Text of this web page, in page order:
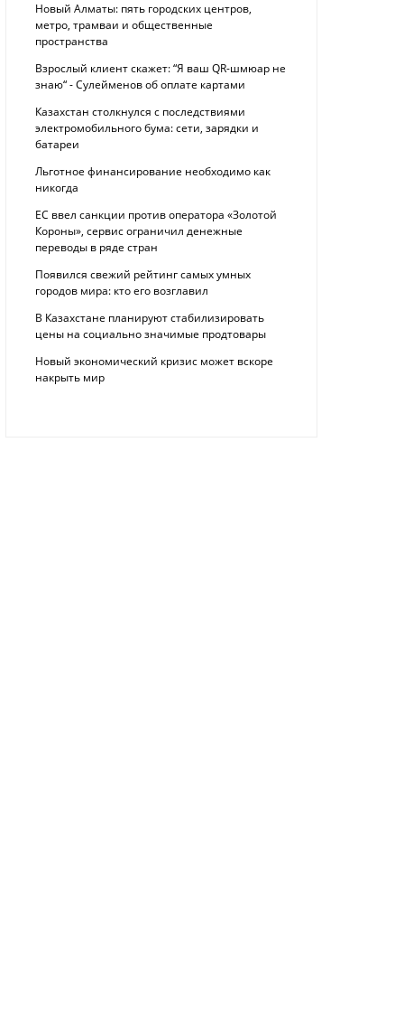
Новый Алматы: пять городских центров,
метро, трамваи и общественные
пространства
Взрослый клиент скажет: “Я ваш QR-шмюар не
знаю“ - Сулейменов об оплате картами
Казахстан столкнулся с последствиями
электромобильного бума: сети, зарядки и
батареи
Льготное финансирование необходимо как
никогда
ЕС ввел санкции против оператора «Золотой
Короны», сервис ограничил денежные
переводы в ряде стран
Появился свежий рейтинг самых умных
городов мира: кто его возглавил
В Казахстане планируют стабилизировать
цены на социально значимые продтовары
Новый экономический кризис может вскоре
накрыть мир